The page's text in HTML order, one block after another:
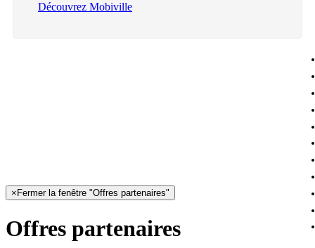
Découvrez Mobiville
× Fermer la fenêtre "Offres partenaires"
Offres partenaires